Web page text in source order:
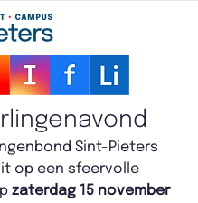
Sint-Pieters
op een sfeervolle
zaterdag 15 november